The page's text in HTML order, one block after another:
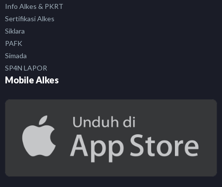
Info Alkes & PKRT
Sertifikasi Alkes
Siklara
PAFK
Simada
SP4N LAPOR
Mobile Alkes